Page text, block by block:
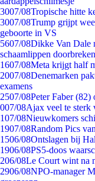
3007/08Tropische hitte
3007/08Trump grijpt
geboorte in VS
5607/08Dikke Van Dale
schaamlippen
1607/08Meta krijgt half
2007/08Denemarken
examens
2507/08Peter Faber (82)
007/08Ajax veel te sterk
107/08Nieuwkomers
1907/08Random Pics
1506/08Ontslagen bij
1906/08PS5-doos
206/08Le Court wint na
2906/08NPO-manager